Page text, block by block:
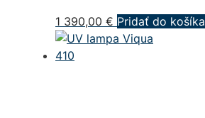
1 390,00 € Pridať do košíka